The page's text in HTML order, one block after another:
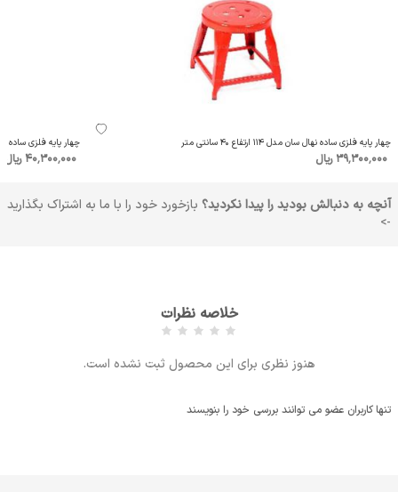
چهار پایه فلزی ساده نهال سان مدل 114 ارتفاع 40 سانتی متر
39٬300٬000 ریال
چهار پایه فلزی ساده نهال سان مدل
40٬300٬000 ریال
آنچه به دنبالش بودید را پیدا نکردید؟ بازخورد خود را با ما به اشتراک بگذارید
->
خلاصه نظرات
هنوز نظری برای این محصول ثبت نشده است.
تنها کاربران عضو می توانند بررسی خود را بنویسند